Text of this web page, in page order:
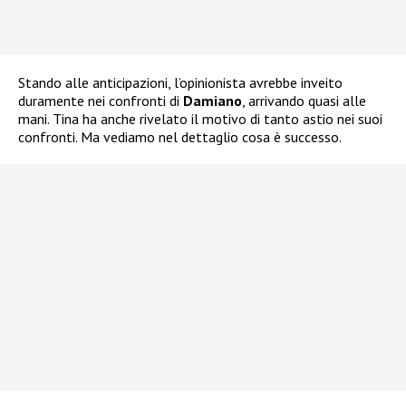
Stando alle anticipazioni, l’opinionista avrebbe inveito
duramente nei confronti di Damiano, arrivando quasi alle
mani. Tina ha anche rivelato il motivo di tanto astio nei suoi
confronti. Ma vediamo nel dettaglio cosa è successo.